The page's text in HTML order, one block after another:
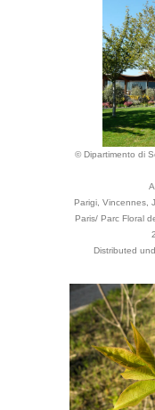
© Dipartimento di
Parigi, Vincennes,
Paris/ Parc Floral
Distributed